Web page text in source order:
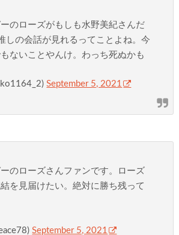
のローズがもしも水野美紀さんだ
しの会話が見れるってことよね。今
ないことやんけ。わっち死ぬかも
September 5, 2021
のローズさんファンです。ローズ
を見届けたい。絶対に勝ち残って
September 5, 2021